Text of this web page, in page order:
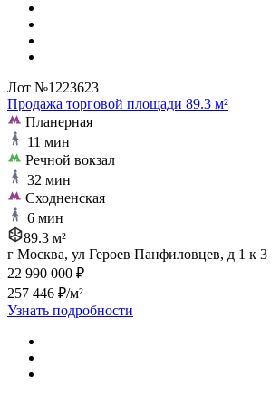
Лот №1223623
Продажа торговой площади 89.3 м²
Планерная
11 мин
Речной вокзал
32 мин
Сходненская
6 мин
89.3 м²
г Москва, ул Героев Панфиловцев, д 1 к 3
22 990 000 ₽
257 446 ₽/м²
Узнать подробности